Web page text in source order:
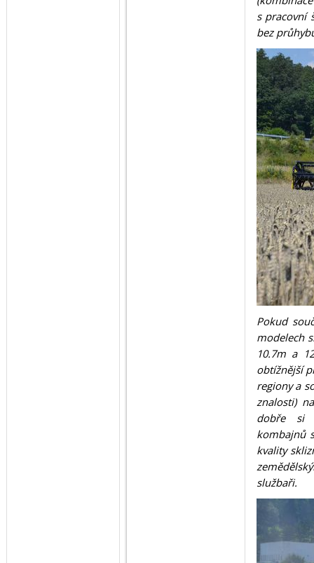
s pracovní
bez
Pokud
modelech
10.7m a
obtížnější
regiony a
znalosti)
dobře si
kombajnů
kvality
službaři.